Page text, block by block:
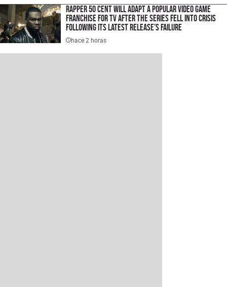
Rapper 50 Cent Will Adapt a Popular Video Game
Franchise for TV After the Series Fell Into Crisis
Following Its Latest Release’s Failure
hace 2 horas